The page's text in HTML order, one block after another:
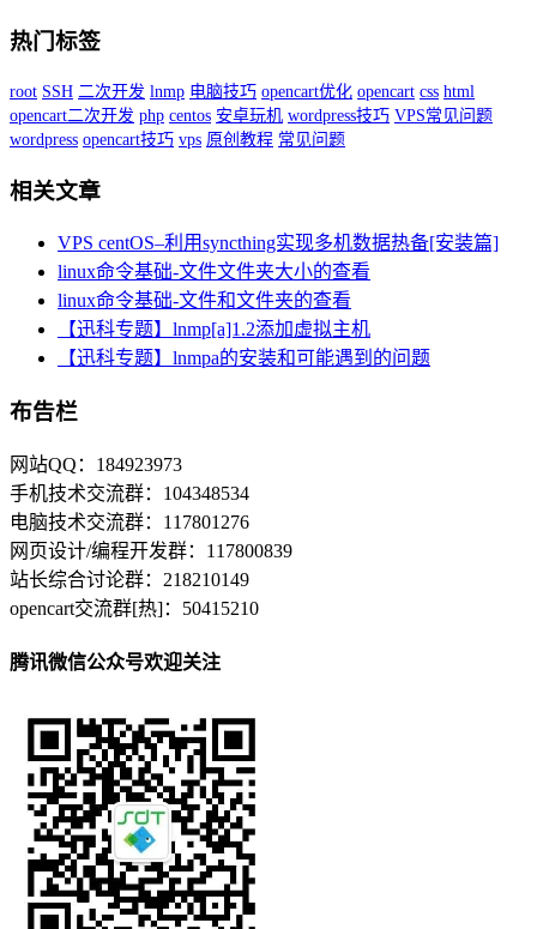
热门标签
root SSH 二次开发 lnmp 电脑技巧 opencart优化 opencart css html
opencart二次开发 php centos 安卓玩机 wordpress技巧 VPS常见问题
wordpress opencart技巧 vps 原创教程 常见问题
相关文章
VPS centOS–利用syncthing实现多机数据热备[安装篇]
linux命令基础-文件文件夹大小的查看
linux命令基础-文件和文件夹的查看
【迅科专题】lnmp[a]1.2添加虚拟主机
【迅科专题】lnmpa的安装和可能遇到的问题
布告栏
网站QQ：184923973
手机技术交流群：104348534
电脑技术交流群：117801276
网页设计/编程开发群：117800839
站长综合讨论群：218210149
opencart交流群[热]：50415210
腾讯微信公众号欢迎关注